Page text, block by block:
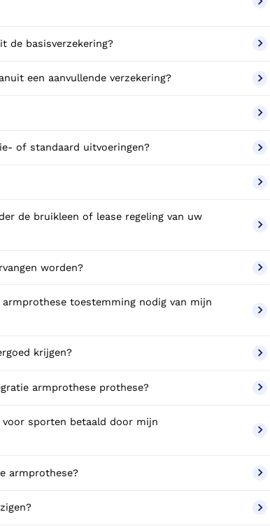
de basisverzekering?
een aanvullende verzekering?
of standaard uitvoeringen?
de bruikleen of lease regeling van uw
worden?
toestemming nodig van mijn
krijgen?
Wat valt er binnen de vergoeding van een osseointegratie armprothese prothese?
Betaal ik een eigen bijdrage voor de Osseo integratie armprothese?